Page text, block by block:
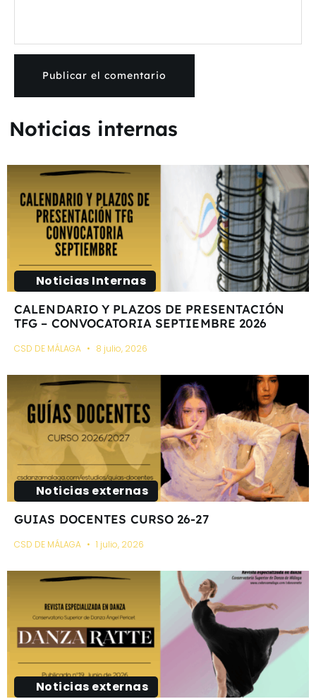
Noticias internas
Noticias Internas
CALENDARIO Y PLAZOS DE PRESENTACIÓN
TFG – CONVOCATORIA SEPTIEMBRE 2026
CSD DE MÁLAGA 8 julio, 2026
Noticias externas
GUIAS DOCENTES CURSO 26-27
CSD DE MÁLAGA 1 julio, 2026
Noticias externas